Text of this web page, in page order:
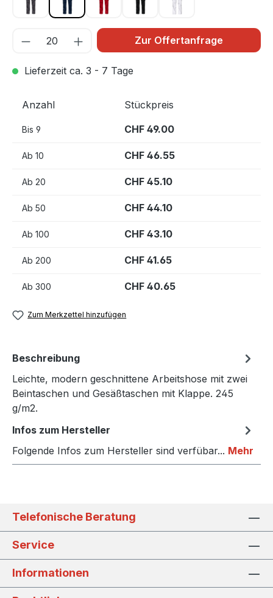
Grau 98Marine 58Rot 35 Schwarz 99Weiss 00
Zur Offertanfrage
Lieferzeit ca. 3 - 7 Tage
Anzahl Stückpreis
Bis 9 CHF 49.00
Ab 10 CHF 46.55
Ab 20 CHF 45.10
Ab 50 CHF 44.10
Ab 100 CHF 43.10
Ab 200 CHF 41.65
Ab 300 CHF 40.65
Zum Merkzettel hinzufügen
Beschreibung
Leichte, modern geschnittene Arbeitshose mit zwei
Beintaschen und Gesäßtaschen mit Klappe. 245
g/m2.
Infos zum Hersteller
Folgende Infos zum Hersteller sind verfübar... Mehr
Telefonische Beratung
Service
Informationen